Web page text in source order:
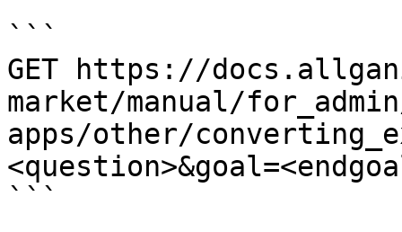
```
GET https://
market/manual/
apps/other/
```